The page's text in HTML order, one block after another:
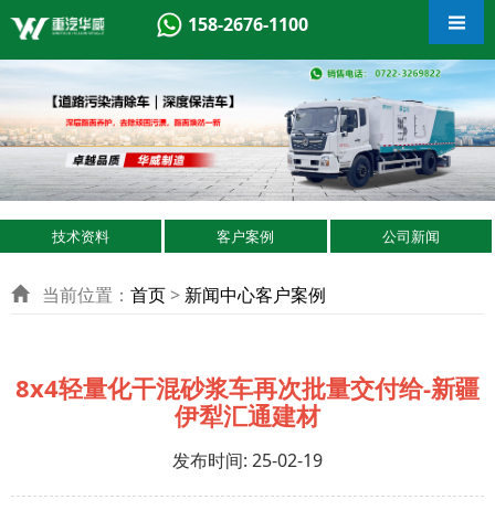
158-2676-1100
技术资料 客户案例 公司新闻
当前位置： 首页> 新闻中心客户案例
8x4轻量化干混砂浆车再次批量交付给-新疆
伊犁汇通建材
发布时间: 25-02-19